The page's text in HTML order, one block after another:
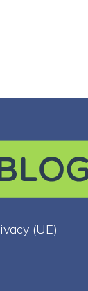
(UE)